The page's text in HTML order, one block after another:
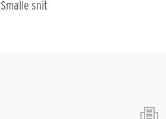
Smalle snit